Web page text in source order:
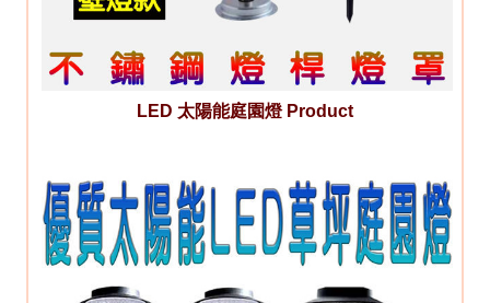
LED 太陽能庭園燈 Product